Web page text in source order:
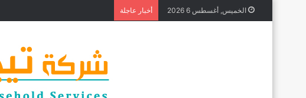
الخميس, أغسطس 6 2026 أخبار عاجلة